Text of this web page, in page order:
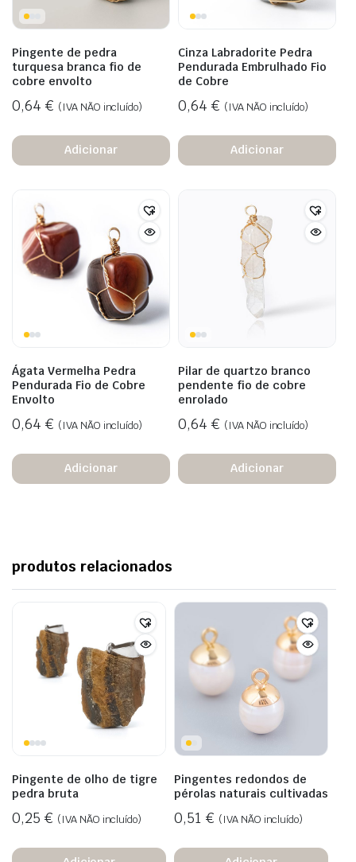
Pingente de pedra
turquesa branca fio de
cobre envolto
0,64 € (IVA NÃO incluído)
Adicionar
Cinza Labradorite Pedra
Pendurada Embrulhado Fio
de Cobre
0,64 € (IVA NÃO incluído)
Adicionar
Ágata Vermelha Pedra
Pendurada Fio de Cobre
Envolto
0,64 € (IVA NÃO incluído)
Adicionar
Pilar de quartzo branco
pendente fio de cobre
enrolado
0,64 € (IVA NÃO incluído)
Adicionar
produtos relacionados
Pingente de olho de tigre
pedra bruta
0,25 € (IVA NÃO incluído)
Pingentes redondos de
pérolas naturais cultivadas
0,51 € (IVA NÃO incluído)